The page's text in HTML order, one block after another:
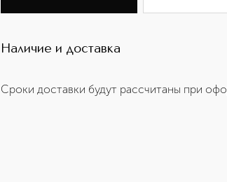
Наличие и доставка
Сроки доставки будут рассчитаны при